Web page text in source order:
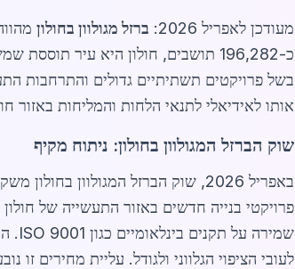
מעודכן לאפריל 2026: ברזל מגולוון בחולון
כ-196,282 תושבים, חולון היא עיר
בשל פרויקטים תשתיתיים גדולים והתרחבות
אותו לאידיאלי לתנאי הלחות והמליחות באזור
שוק הברזל המגולוון בחולון: ניתוח מקיף
פרויקטי בנייה חדשים באזור התעשייה של
לעובי הציפוי הגלווני ולגודל. עליית מחירים